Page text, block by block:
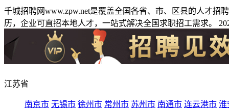
千城招聘网www.zpw.net是覆盖全国各省、市、区县的人才
历，企业可直招本地人才，一站式解决全国求职招工需求。
江苏省
南京市 无锡市 徐州市 常州市 苏州市 南通市 连云港市 淮